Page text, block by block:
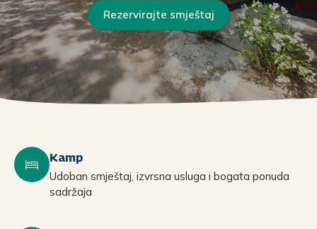
Rezervirajte smještaj
Kamp
Udoban smještaj, izvrsna usluga i bogata ponuda
sadržaja